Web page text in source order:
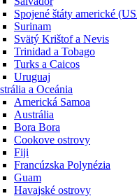
Spojené štáty americké
Surinam
Svätý Krištof a Nevis
Trinidad a Tobago
Turks a Caicos
Uruguaj
a Oceánia
Americká Samoa
Austrália
Bora Bora
Cookove ostrovy
Fiji
Francúzska Polynézia
Guam
Havajské ostrovy